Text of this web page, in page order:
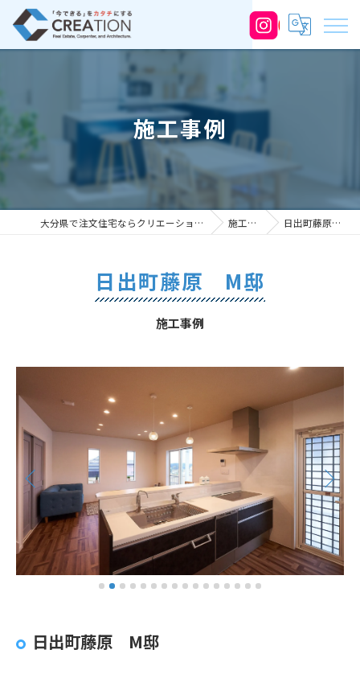
施工事例
大分県で注文住宅ならクリエーション株式会社 施工事例 日出町藤原 M邸
施工事例
日出町藤原 M邸
日出町藤原 M邸